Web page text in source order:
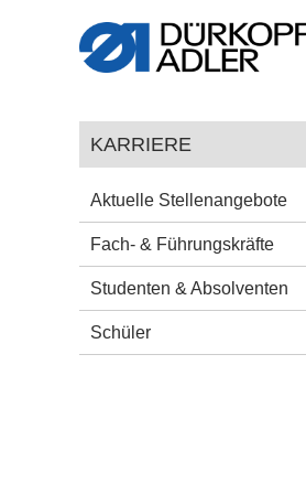
KARRIERE
Aktuelle Stellenangebote
Fach- & Führungskräfte
Studenten & Absolventen
Schüler